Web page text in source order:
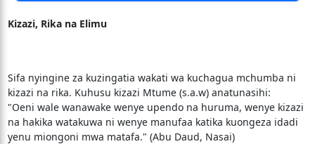
Kizazi, Rika na Elimu
Sifa nyingine za kuzingatia wakati wa kuchagua mchumba ni
kizazi na rika. Kuhusu kizazi Mtume (s.a.w) anatunasihi:
"Oeni wale wanawake wenye upendo na huruma, wenye kizazi
na hakika watakuwa ni wenye manufaa katika kuongeza idadi
yenu miongoni mwa matafa." (Abu Daud, Nasai)